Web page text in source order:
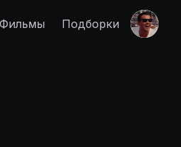
Фильмы Подборки